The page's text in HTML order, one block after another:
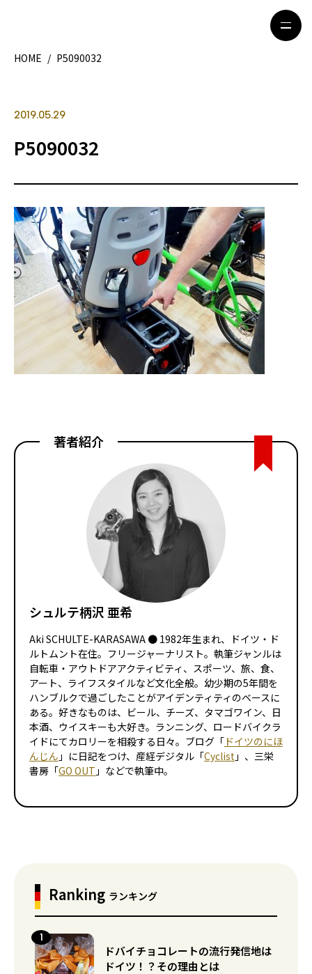
観光ガイド
ライフスタイル
著者一覧
ライター募集
HOME / P5090032
2019.05.29
P5090032
著者紹介
シュルテ柄沢 亜希
Aki SCHULTE-KARASAWA ● 1982年生まれ、ドイツ・ド
ルトムント在住。フリージャーナリスト。執筆ジャンルは
自転車・アウトドアアクティビティ、スポーツ、旅、食、
アート、ライフスタイルなど文化全般。幼少期の5年間を
ハンブルクで過ごしたことがアイデンティティのベースに
ある。好きなものは、ビール、チーズ、タマゴ――ワイン、日
本酒、ウイスキーも大好き。ランニング、ロードバイクラ
イドにてカロリーを相殺する日々。ブログ「 ドイツのにほ
んじん 」に日記をつけ、産経デジタル「Cyclist 」、三栄
書房「GO OUT 」などで執筆中。
Ranking ランキング
ドバイチョコレートの流行発信地は
ドイツ！？その理由とは